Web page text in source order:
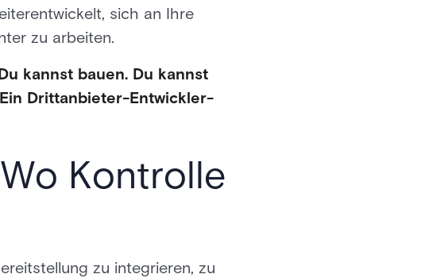
sich an Ihre
zu arbeiten.
kannst bauen. Du kannst
Ein Drittanbieter-Entwickler-
Kontrolle
zu integrieren, zu